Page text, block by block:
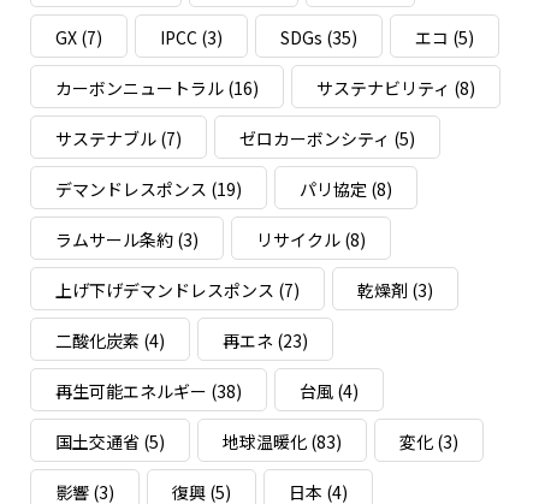
GX(7) IPCC(3) SDGs (35) エコ (5)
カーボンニュートラル(16) サステナビリティ (8)
サステナブル(7) ゼロカーボンシティ (5)
デマンドレスポンス (19) パリ協定 (8)
ラムサール条約(3) リサイクル(8)
上げ下げデマンドレスポンス (7) 乾燥剤 (3)
二酸化炭素 (4) 再エネ (23)
再生可能エネルギー (38) 台風(4)
国土交通省(5) 地球温暖化(83) 変化(3)
影響(3) 復興(5) 日本 (4)